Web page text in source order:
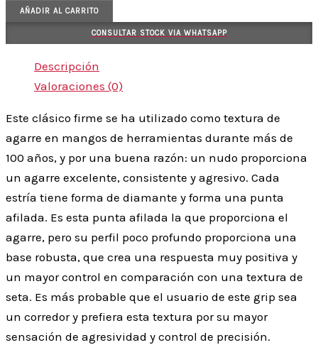
AÑADIR AL CARRITO
CONSULTAR STOCK VIA WHATSAPP
Descripción
Valoraciones (0)
Este clásico firme se ha utilizado como textura de
agarre en mangos de herramientas durante más de
100 años, y por una buena razón: un nudo proporciona
un agarre excelente, consistente y agresivo. Cada
estría tiene forma de diamante y forma una punta
afilada. Es esta punta afilada la que proporciona el
agarre, pero su perfil poco profundo proporciona una
base robusta, que crea una respuesta muy positiva y
un mayor control en comparación con una textura de
seta. Es más probable que el usuario de este grip sea
un corredor y prefiera esta textura por su mayor
sensación de agresividad y control de precisión.